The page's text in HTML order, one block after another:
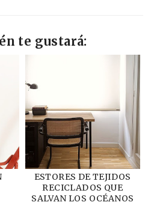
te gustará:
ESTORES DE TEJIDOS
RECICLADOS QUE
SALVAN LOS OCÉANOS